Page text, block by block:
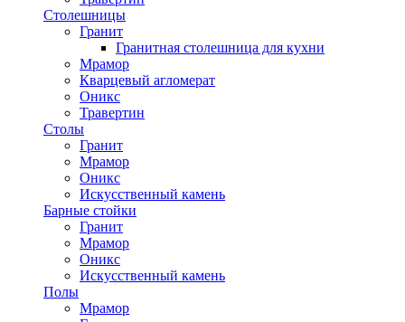
Столешницы
Гранит
Гранитная столешница для кухни
Мрамор
Кварцевый агломерат
Оникс
Травертин
Столы
Гранит
Мрамор
Оникс
Искусственный камень
Барные стойки
Гранит
Мрамор
Оникс
Искусственный камень
Полы
Мрамор